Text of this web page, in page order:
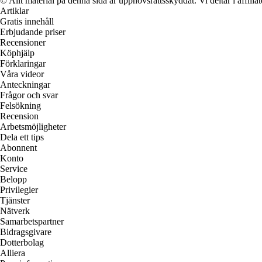
Artiklar
Gratis innehåll
Erbjudande priser
Recensioner
Köphjälp
Förklaringar
Våra videor
Anteckningar
Frågor och svar
Felsökning
Recension
Arbetsmöjligheter
Dela ett tips
Abonnent
Konto
Service
Belopp
Privilegier
Tjänster
Nätverk
Samarbetspartner
Bidragsgivare
Dotterbolag
Alliera